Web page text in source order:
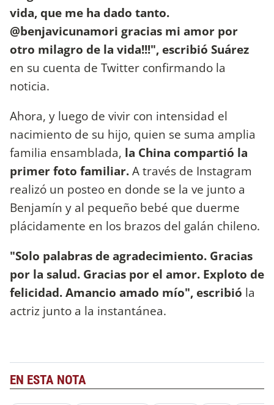
vida, que me ha dado tanto.
@benjavicunamori gracias mi amor por
otro milagro de la vida!!!", escribió Suárez
en su cuenta de Twitter confirmando la
noticia.
Ahora, y luego de vivir con intensidad el
nacimiento de su hijo, quien se suma amplia
familia ensamblada, la China compartió la
primer foto familiar.A través de Instagram
realizó un posteo en donde se la ve junto a
Benjamín y al pequeño bebé que duerme
plácidamente en los brazos del galán chileno.
"Solo palabras de agradecimiento. Gracias
por la salud. Gracias por el amor. Exploto de
felicidad. Amancio amado mío", escribió la
actriz junto a la instantánea.
EN ESTA NOTA